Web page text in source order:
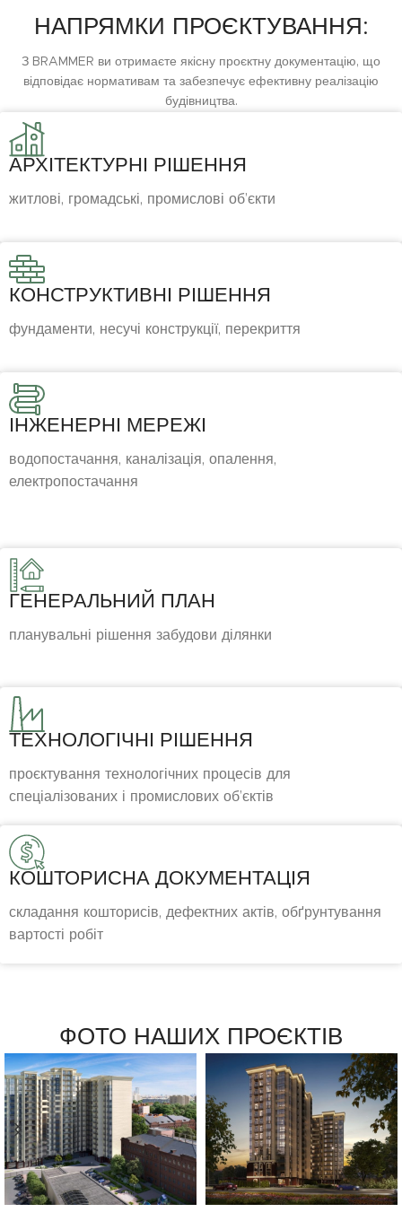
НАПРЯМКИ ПРОЄКТУВАННЯ:
З BRAMMER ви отримаєте якісну проєктну документацію, що
відповідає нормативам та забезпечує ефективну реалізацію
будівництва.
АРХІТЕКТУРНІ РІШЕННЯ
житлові, громадські, промислові об’єкти
КОНСТРУКТИВНІ РІШЕННЯ
фундаменти, несучі конструкції, перекриття
ІНЖЕНЕРНІ МЕРЕЖІ
водопостачання, каналізація, опалення,
електропостачання
ГЕНЕРАЛЬНИЙ ПЛАН
планувальні рішення забудови ділянки
ТЕХНОЛОГІЧНІ РІШЕННЯ
проєктування технологічних процесів для
спеціалізованих і промислових об’єктів
КОШТОРИСНА ДОКУМЕНТАЦІЯ
складання кошторисів, дефектних актів, обґрунтування
вартості робіт
ФОТО НАШИХ ПРОЄКТІВ